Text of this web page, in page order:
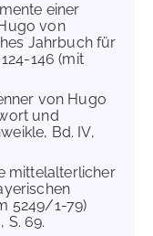
einer
von
Jahrbuch für
146 (mit
von Hugo
und
Bd. IV,
mittelalterlicher
5249/1-79)
S. 69.